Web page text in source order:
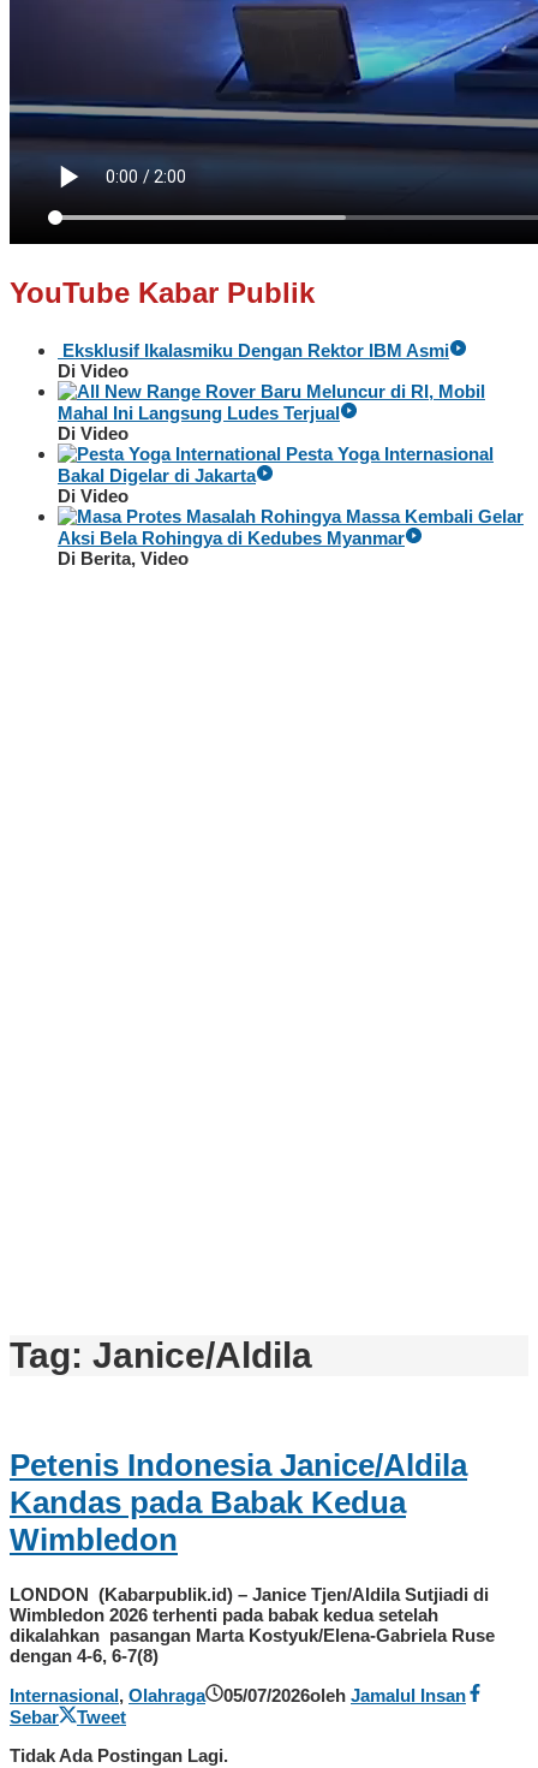
YouTube Kabar Publik
Eksklusif Ikalasmiku Dengan Rektor IBM Asmi
Di Video
Baru Meluncur di RI, Mobil
Mahal Ini Langsung Ludes Terjual
Di Video
Pesta Yoga Internasional
Bakal Digelar di Jakarta
Di Video
Massa Kembali Gelar
Aksi Bela Rohingya di Kedubes Myanmar
Di Berita, Video
Tag: Janice/Aldila
Petenis Indonesia Janice/Aldila
Kandas pada Babak Kedua
Wimbledon
LONDON (Kabarpublik.id) – Janice Tjen/Aldila Sutjiadi di
Wimbledon 2026 terhenti pada babak kedua setelah
dikalahkan pasangan Marta Kostyuk/Elena-Gabriela Ruse
dengan 4-6, 6-7(8)
Internasional, Olahraga 05/07/2026oleh Jamalul Insan
Sebar
Tweet
Tidak Ada Postingan Lagi.